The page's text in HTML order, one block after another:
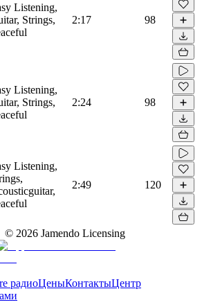
Listening,
Strings,
2:17 98
Listening,
Strings,
2:24 98
Listening,
2:49 120
© 2026 Jamendo Licensing
радиоЦеныКонтактыЦентр